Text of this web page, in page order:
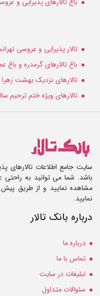
تالار پذیرایی و عروسی
باغ تالارهای گرمدره و
تالارهای نزدیک بهشت زهرا
تالارهای ویژه ختم ترحیم
سایت جامع اطلاعات تالارهای
باشد. شما می توانید به
مشاهده نمایید و از طریق پیش
نمایید.
درباره بانک تالار
درباره ما
تماس با ما
تبلیغات در سایت
سئوالات متداول